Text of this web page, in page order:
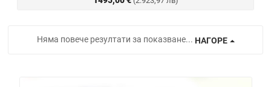
Няма повече резултати за показване... НАГОРЕ